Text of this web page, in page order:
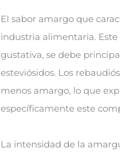
El sabor amargo que
industria alimentaria.
gustativa, se debe
esteviósidos. Los
menos amargo, lo que
específicamente este
La intensidad de la